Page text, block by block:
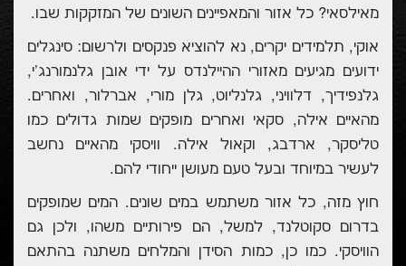
מאילסאי? כל אזור והמאפיינים השונים של המזקקות שבו.
אוקי, תלמידים יקרים, נא להוציא פנקסים ולרשום: סינגלים
ידועים מגיעים מאזורי ההיילנדס על ידי אובן גלנמורנג'י,
גלנפידיך, דלוויני, גלנליוט, גלן מורי, אברלור, ואחרים.
מהאיים אילה, סקאי ואחרים מופקים שמות גדולים כמו
טליסקר, ארדבג, וקאול אילה. וויסקי מהאיים נחשב
לעשיר במיוחד ובעל טעם מעושן ייחודי להם.
חוץ מזה, כל אזור משתמש במים שונים. המים שמופקים
בדרום סקוטלנד, למשל, הם פירותיים משהו, ולכן גם
הוויסקי. כמו כן, כמות הסידן והמלחים משתנה בהתאם